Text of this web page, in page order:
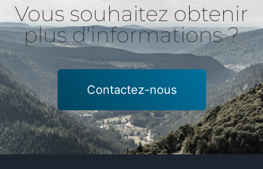
Vous souhaitez obtenir
plus d'informations ?
Contactez-nous